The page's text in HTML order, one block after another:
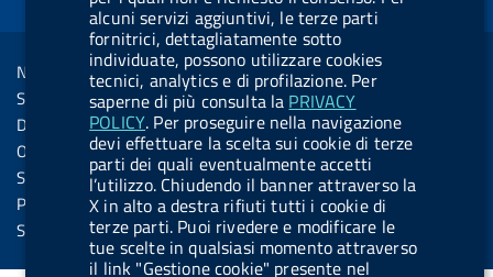
alcuni servizi aggiuntivi, le terze parti
fornitrici, dettagliatamente sotto
individuate, possono utilizzare cookies
tecnici, analytics e di profilazione. Per
saperne di più consulta la PRIVACY
POLICY. Per proseguire nella navigazione
devi effettuare la scelta sui cookie di terze
parti dei quali eventualmente accetti
l’utilizzo. Chiudendo il banner attraverso la
X in alto a destra rifiuti tutti i cookie di
terze parti. Puoi rivedere e modificare le
tue scelte in qualsiasi momento attraverso
il link "Gestione cookie" presente nel
b
u
t
t
o
n
.
i
n
y
e b
u
t
t
o
n
.
s
p
Sezione Link Utili
Note legali
Social Media Policy
Dichiarazione di accessibilità
Obiettivi di accessibilità
Statistiche sito
Privacy
Servizi Online